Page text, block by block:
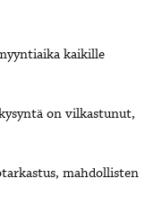
kaikille
on vilkastunut,
mahdollisten